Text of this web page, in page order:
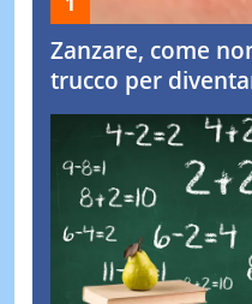
Zanzare, come
trucco per